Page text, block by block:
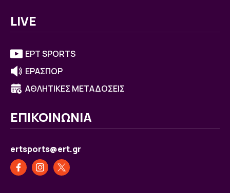
LIVE
ΕΡΤ SPORTS
ΕΡΑΣΠΟΡ
ΑΘΛΗΤΙΚΕΣ ΜΕΤΑΔΟΣΕΙΣ
ΕΠΙΚΟΙΝΩΝΙΑ
ertsports@ert.gr